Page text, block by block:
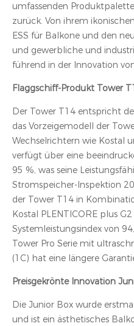
umfassenden
zurück. Von ihrem
ESS für Balkone und den
und gewerbliche und
führend in der Innovation
Flaggschiff-Produkt Tower
Der Tower T14 entspricht
das Vorzeigemodell der
Wechselrichtern wie Kostal
verfügt über eine
95 %, was seine
Stromspeicher-Inspektion
der Tower T14 in
Kostal PLENTICORE plus
Systemleistungsindex von
Tower Pro Serie mit
(1C) hat eine längere
Preisgekrönte Innovation
Die Junior Box wurde
und ist ein ästhetisches